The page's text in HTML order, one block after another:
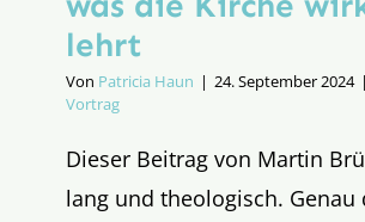
lehrt
Von Patricia Haun | 24. September 2024 |
Vortrag
Dieser Beitrag von Martin
lang und theologisch. Genau